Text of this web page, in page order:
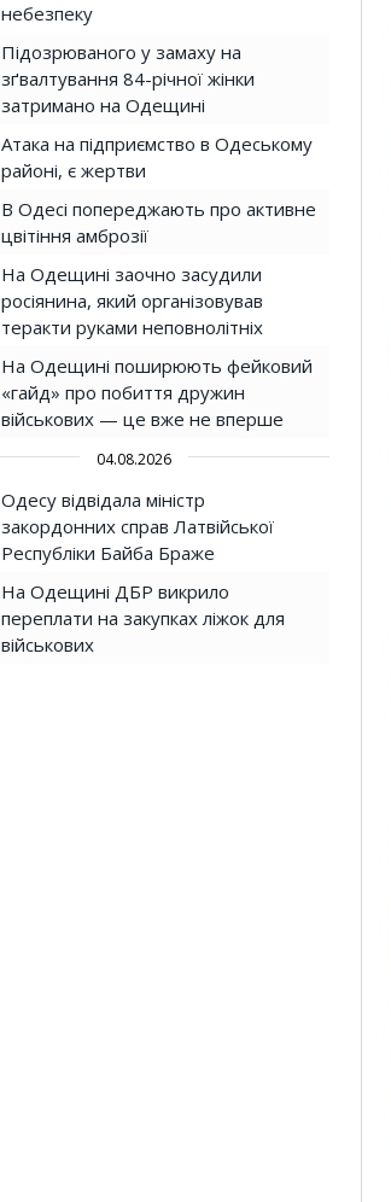
небезпеку
Підозрюваного у замаху на
зґвалтування 84-річної жінки
затримано на Одещині
Атака на підприємство в Одеському
районі, є жертви
В Одесі попереджають про активне
цвітіння амброзії
На Одещині заочно засудили
росіянина, який організовував
теракти руками неповнолітніх
На Одещині поширюють фейковий
«гайд» про побиття дружин
військових — це вже не вперше
04.08.2026
Одесу відвідала міністр
закордонних справ Латвійської
Республіки Байба Браже
На Одещині ДБР викрило
переплати на закупках ліжок для
військових